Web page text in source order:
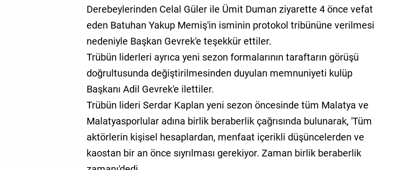
Derebeylerinden Celal Güler ile Ümit Duman ziyarette 4 önce vefat
eden Batuhan Yakup Memiş'in isminin protokol tribününe verilmesi
nedeniyle Başkan Gevrek'e teşekkür ettiler.
Trübün liderleri ayrıca yeni sezon formalarının taraftarın görüşü
doğrultusunda değiştirilmesinden duyulan memnuniyeti kulüp
Başkanı Adil Gevrek'e ilettiler.
Trübün lideri Serdar Kaplan yeni sezon öncesinde tüm Malatya ve
Malatyasporlular adına birlik beraberlik çağrısında bulunarak, 'Tüm
aktörlerin kişisel hesaplardan, menfaat içerikli düşüncelerden ve
kaostan bir an önce sıyrılması gerekiyor. Zaman birlik beraberlik